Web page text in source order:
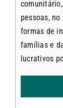
pessoas,
formas de
famílias e
lucrativos